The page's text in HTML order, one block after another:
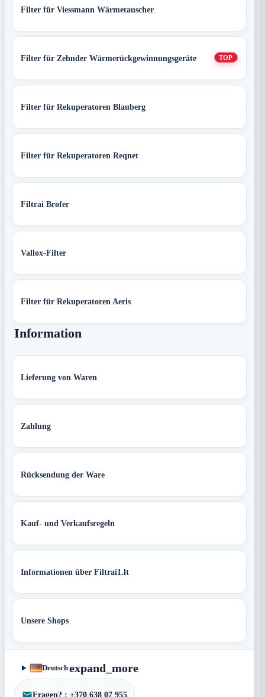
Filter für Viessmann Wärmetauscher
Filter für Zehnder Wärmerückgewinnungsgeräte TOP
Filter für Rekuperatoren Blauberg
Filter für Rekuperatoren Reqnet
Filtrai Brofer
Vallox-Filter
Filter für Rekuperatoren Aeris
Information
Lieferung von Waren
Zahlung
Rücksendung der Ware
Kauf- und Verkaufsregeln
Informationen über Filtrai1.lt
Unsere Shops
Deutschexpand_more
Fragen? : +370 638 07 955